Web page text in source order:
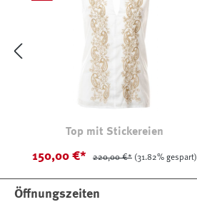
Top mit Stickereien
150,00 €* 220,00 €* (31.82% gespart)
Öffnungszeiten